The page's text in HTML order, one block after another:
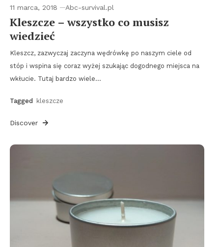
11 marca, 2018 Abc-survival.pl
Kleszcze – wszystko co musisz
wiedzieć
Kleszcz, zazwyczaj zaczyna wędrówkę po naszym ciele od
stóp i wspina się coraz wyżej szukając dogodnego miejsca na
wkłucie. Tutaj bardzo wiele…
Tagged kleszcze
Discover